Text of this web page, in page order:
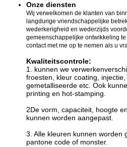
Onze diensten
Wij verwelkomen de klanten van
langdurige vriendschappelijke
wederkerigheid en wederzijds
gemeenschappelijke ontwikkeling
contact met me op te nemen als u
Kwaliteitscontrole:
1. kunnen we verwerken
froesten, kleur coating,
gemetalliseerde etc. Ook
printing en hot-stamping.
2De vorm, capaciteit, hoogte
kunnen worden aangepast.
3. Alle kleuren kunnen worden
pantone code of monster.